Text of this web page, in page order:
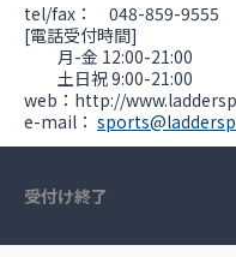
tel/fax： 048-859-9555
[電話受付時間]
月-金 12:00-21:00
土日祝 9:00-21:00
web：http://
e-mail：
受付け終了